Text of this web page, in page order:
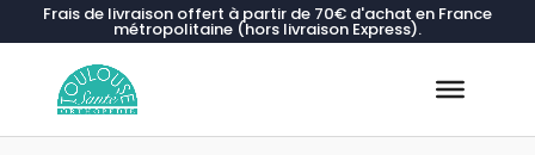
Frais de livraison offert à partir de 70€ d'achat en France
métropolitaine (hors livraison Express).